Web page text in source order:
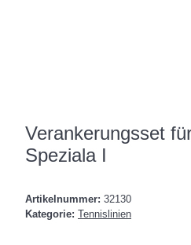
Verankerungsset
Speziala I
Artikelnummer: 32130
Kategorie: Tennislinien